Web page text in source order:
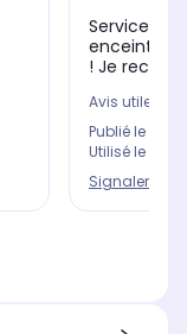
Service
enceinte
! Je
Avis utile ?
Publié le
Utilisé le
Signaler un